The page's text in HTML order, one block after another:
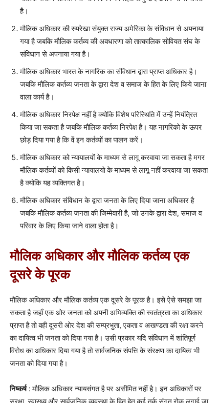
है।
मौलिक अधिकार की रुपरेखा संयुक्त राज्य अमेरिका के संविधान से अपनाया
गया है जबकि मौलिक कर्तव्य की अवधारणा को तात्कालिक सोवियत संघ के
संविधान से अपनाया गया है।
मौलिक अधिकार भारत के नागरिक का संविधान द्वारा प्राप्त अधिकार है।
जबकि मौलिक कर्तव्य जनता के द्वारा देश व समाज के हित के लिए किये जाना
वाला कार्य है।
मौलिक अधिकार निरपेक्ष नहीं है क्योकि विशेष परिस्थिति में उन्हें नियंत्रित
किया जा सकता है जबकि मौलिक कर्तव्य निरपेक्ष है। यह नागरिको के ऊपर
छोड़ दिया गया है कि वें इन कर्तव्यों का पालन करें।
मौलिक अधिकार को न्यायालयों के माध्यम से लागू करवाया जा सकता है मगर
मौलिक कर्तव्यों को किसी न्यायालयो के माध्यम से लागू नहीं करवाया जा सकता
है क्योकि यह व्यक्तिगत है।
मौलिक अधिकार संविधान के द्वारा जनता के लिए दिया जाना अधिकार है
जबकि मौलिक कर्तव्य जनता की जिम्मेवारी है, जो उनके द्वारा देश, समाज व
परिवार के लिए किया जाने वाला होता है।
मौलिक अधिकार और मौलिक कर्तव्य एक
दूसरे के पूरक
मौलिक अधिकार और मौलिक कर्तव्य एक दूसरे के पूरक है। इसे ऐसे समझा जा
सकता है जहाँ एक ओर जनता को अपनी अभिव्यक्ति की स्वतंत्रता का अधिकार
प्राप्त है तो वही दूसरी ओर देश की सम्प्रभुता, एकता व अखण्डता की रक्षा करने
का दायित्व भी जनता को दिया गया है। उसी प्रकार यदि संविधान में शांतिपूर्ण
विरोध का अधिकार दिया गया है तो सार्वजनिक संपत्ति के संरक्षण का दायित्व भी
जनता को दिया गया है।
निष्कर्ष: मौलिक अधिकार न्यायसंगत है पर असीमित नहीं है। इन अधिकारों पर